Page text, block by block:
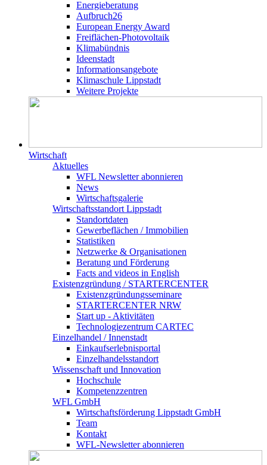
Energieberatung
Aufbruch26
European Energy Award
Freiflächen-Photovoltaik
Klimabündnis
Ideenstadt
Informationsangebote
Klimaschule Lippstadt
Weitere Projekte
Wirtschaft
Aktuelles
WFL Newsletter abonnieren
News
Wirtschaftsgalerie
Wirtschafts­­standort Lippstadt
Standortdaten
Gewerbeflächen / Immobilien
Statistiken
Netzwerke & Organisationen
Beratung und Förderung
Facts and videos in English
Existenz­gründung / STARTERCENTER
Existenzgründungsseminare
STARTERCENTER NRW
Start up - Aktivitäten
Technologiezentrum CARTEC
Einzelhandel / Innenstadt
Einkaufserlebnisportal
Einzelhandelsstandort
Wissenschaft und Innovation
Hochschule
Kompetenzzentren
WFL GmbH
Wirtschaftsförderung Lippstadt GmbH
Team
Kontakt
WFL-Newsletter abonnieren